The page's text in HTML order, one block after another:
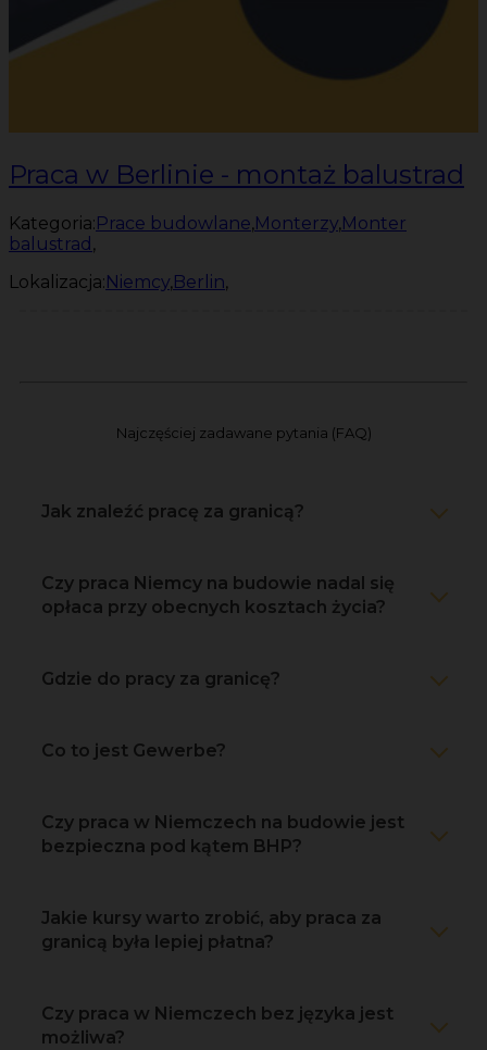
Praca w Berlinie - montaż balustrad
Kategoria:Prace budowlane,Monterzy,Monter
balustrad ,
Lokalizacja:Niemcy,Berlin,
Najczęściej zadawane pytania (FAQ)
Jak znaleźć pracę za granicą?
Czy praca Niemcy na budowie nadal się
opłaca przy obecnych kosztach życia?
Gdzie do pracy za granicę?
Co to jest Gewerbe?
Czy praca w Niemczech na budowie jest
bezpieczna pod kątem BHP?
Jakie kursy warto zrobić, aby praca za
granicą była lepiej płatna?
Czy praca w Niemczech bez języka jest
możliwa?